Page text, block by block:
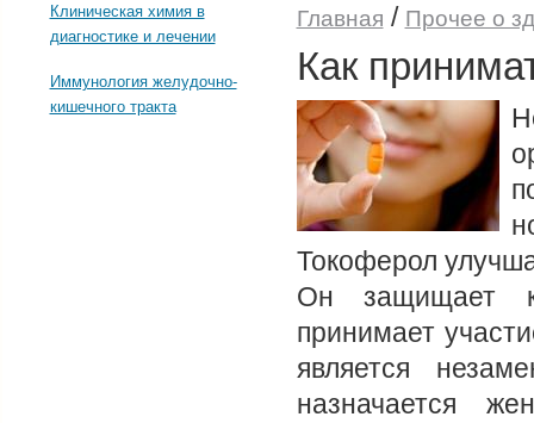
Клиническая химия в
диагностике и лечении
Иммунология желудочно-
кишечного тракта
Главная / Прочее о
Как
Токоферол
Он защищает
принимает
является
назначается